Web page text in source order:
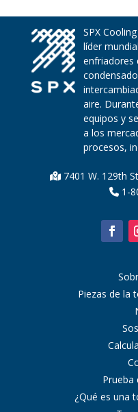
SPX
líder
enfriadores
aire.
equipos y
a los
procesos,
7401 W. 129th
1-
Piezas de la
Prueba
¿Qué es una